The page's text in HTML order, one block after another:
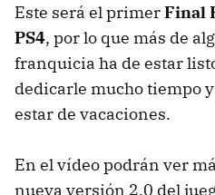
Este será el primerFinal
PS4, por lo que más de
franquicia ha de estar
dedicarle mucho tiempo
estar de vacaciones.
En el vídeo podrán ver
nueva versión 2.0 del